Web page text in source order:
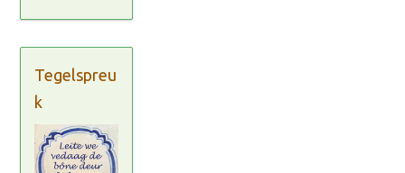
Tegelspreu
k